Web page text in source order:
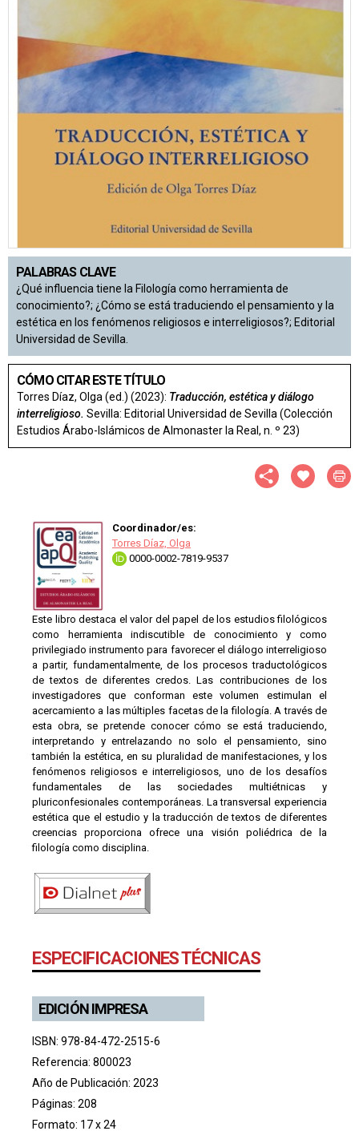
PALABRAS CLAVE
¿Qué influencia tiene la Filología como herramienta de
conocimiento?; ¿Cómo se está traduciendo el pensamiento y la
estética en los fenómenos religiosos e interreligiosos?; Editorial
Universidad de Sevilla.
CÓMO CITAR ESTE TÍTULO
Torres Díaz, Olga (ed.) (2023): Traducción, estética y diálogo
interreligioso. Sevilla: Editorial Universidad de Sevilla (Colección
Estudios Árabo-Islámicos de Almonaster la Real, n. º 23)
Coordinador/es:
Torres Díaz, Olga
0000-0002-7819-9537
Este libro destaca el valor del papel de los estudios filológicos
como herramienta indiscutible de conocimiento y como
privilegiado instrumento para favorecer el diálogo interreligioso
a partir, fundamentalmente, de los procesos traductológicos
de textos de diferentes credos. Las contribuciones de los
investigadores que conforman este volumen estimulan el
acercamiento a las múltiples facetas de la filología. A través de
esta obra, se pretende conocer cómo se está traduciendo,
interpretando y entrelazando no solo el pensamiento, sino
también la estética, en su pluralidad de manifestaciones, y los
fenómenos religiosos e interreligiosos, uno de los desafíos
fundamentales de las sociedades multiétnicas y
pluriconfesionales contemporáneas. La transversal experiencia
estética que el estudio y la traducción de textos de diferentes
creencias proporciona ofrece una visión poliédrica de la
filología como disciplina.
ESPECIFICACIONES TÉCNICAS
EDICIÓN IMPRESA
ISBN: 978-84-472-2515-6
Referencia: 800023
Año de Publicación: 2023
Páginas: 208
Formato: 17 x 24